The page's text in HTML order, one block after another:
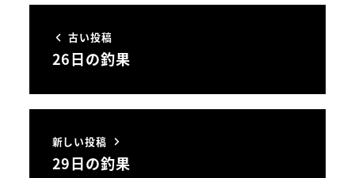
古い投稿
26日の釣果
新しい投稿
29日の釣果